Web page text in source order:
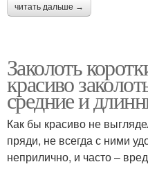
читать дальше →
Заколоть
красиво
средние и
Как бы красиво не
пряди, не всегда с ними
неприлично, и часто –